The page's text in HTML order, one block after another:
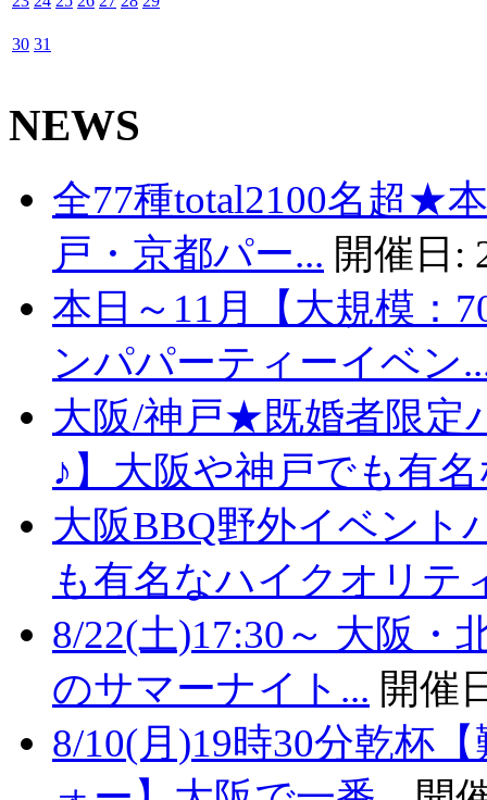
30 31
NEWS
全77種total2100名超★
戸・京都パー... 開催日:
本日～11月【大規模：
ンパパーティーイベン
大阪/神戸★既婚者限定
♪】大阪や神戸でも有
大阪BBQ野外イベント
も有名なハイクオリテ
8/22(土)17:30～ 大阪
のサマーナイト... 開催
8/10(月)19時30分乾杯